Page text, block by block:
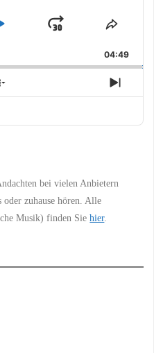
Jump
Forward
Share
04:49
Next
bei vielen Anbietern
oder zuhause hören. Alle
Musik) finden Siehier.